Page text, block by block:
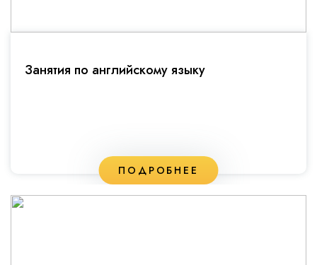
Занятия по английскому языку
ПОДРОБНЕЕ